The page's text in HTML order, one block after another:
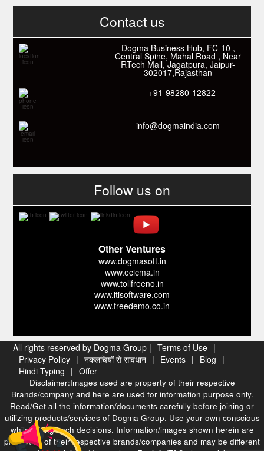
Contact us
Dogma Business Hub, FC-10 ,
Central Spine, Mahal Road , Near
RTech Mall, Jagatpura, Jaipur-
302017,Rajasthan
+91-98280-12822
info@dogmaindia.com
Follow us on
Other Ventures
www.dogmasoft.in
www.ecicma.in
www.tollfreeno.in
www.itisoftware.com
www.freedemo.co.in
All rights reserved by Dogma Group | Terms of Use |
Privacy Policy | नकलचियों से सावधान | Events | Blog |
Hindi Typing | Offer
Disclaimer:Images used are property of their respective
Brands/company and here are used for information purpose only.
Read/Get all the information/documents carefully before joining or
utilizing products/services of Dogma Group. Use your own conscious
while taking such decisions. Information/images shown herein are
properties of their respective brands/companies and may be different